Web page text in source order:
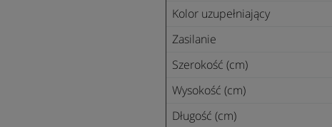
Kolor uzupełniający
Zasilanie
Szerokość (cm)
Wysokość (cm)
Długość (cm)